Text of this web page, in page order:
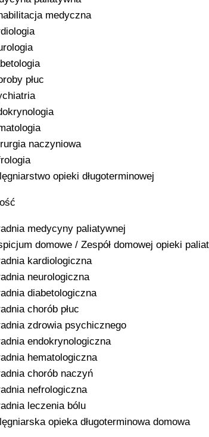
medyczna
płuc
naczyniowa
opieki długoterminowej
medycyny paliatywnej
domowe / Zespół domowej opieki
kardiologiczna
neurologiczna
diabetologiczna
chorób płuc
zdrowia psychicznego
endokrynologiczna
hematologiczna
chorób naczyń
nefrologiczna
leczenia bólu
opieka długoterminowa domowa